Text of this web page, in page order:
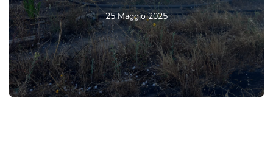
25 Maggio 2025